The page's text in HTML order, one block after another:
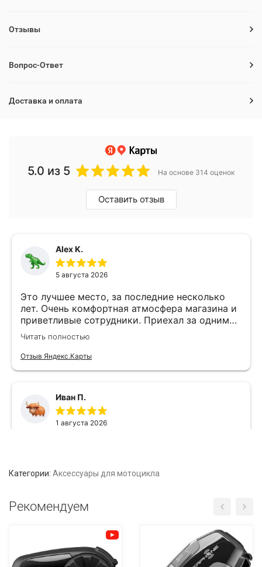
Отзывы
Вопрос-Ответ
Доставка и оплата
Категории: Аксессуары для мотоцикла
Рекомендуем